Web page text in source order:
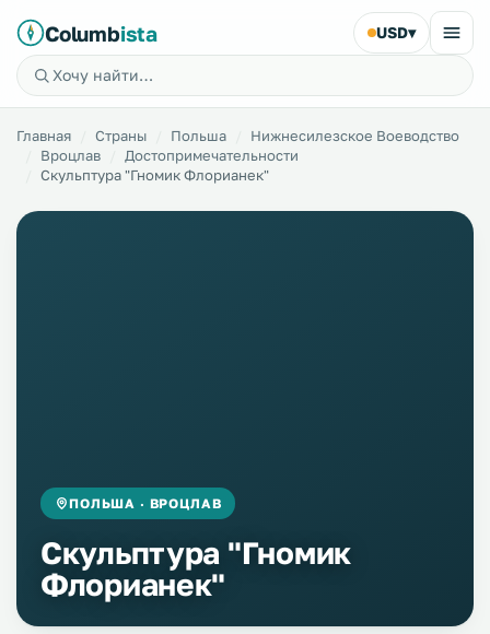
Columbista USD▾
Главная Страны Польша
Нижнесилезское Воеводство
Вроцлав
Достопримечательности
Скульптура "Гномик Флорианек"
ПОЛЬША · ВРОЦЛАВ
Скульптура "Гномик
Флорианек"